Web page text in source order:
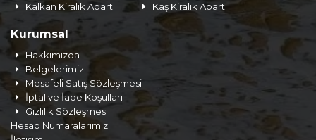
Kalkan Kiralık Apart Kaş Kiralık Apart
Kurumsal
Hakkımızda
Belgelerimiz
Mesafeli Satış Sözleşmesi
İptal ve İade Koşulları
Gizlilik Sözleşmesi
Hesap Numaralarımız